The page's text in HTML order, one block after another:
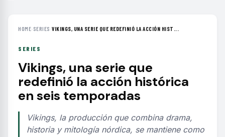
HOME› SERIES ›VIKINGS, UNA SERIE QUE REDEFINIÓ LA ACCIÓN HIST...
SERIES
Vikings, una serie que
redefinió la acción histórica
en seis temporadas
Vikings, la producción que combina drama,
historia y mitología nórdica, se mantiene como